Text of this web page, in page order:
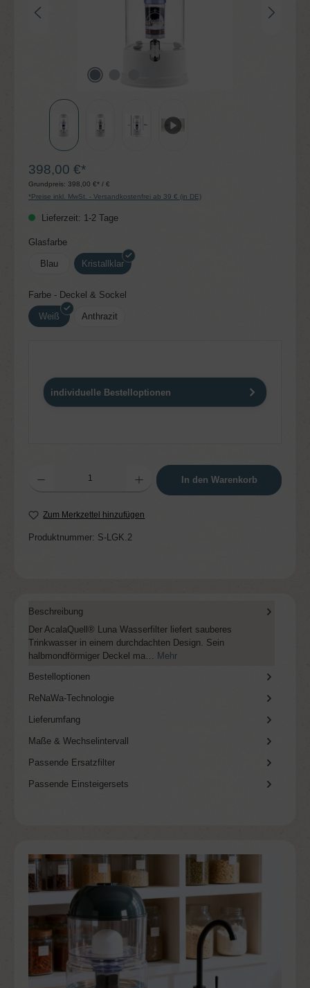
398,00 €*
Grundpreis: 398,00 €* / €
*Preise inkl. MwSt. - Versandkostenfrei ab 39 € (in DE)
Lieferzeit: 1-2 Tage
Glasfarbeauswählen
Blau Kristallklar
Farbe - Deckel & Sockel
Weiß Anthrazit
individuelle Bestelloptionen
Produkt Anzahl: Gib den gewünschten Wert ein oder benutze die Schaltflächen um
In den Warenkorb
Zum Merkzettel hinzufügen
Produktnummer: S-LGK.2
Beschreibung
Der AcalaQuell® Luna Wasserfilter liefert sauberes
Trinkwasser in einem durchdachten Design. Sein
halbmondförmiger Deckel ma… Mehr
Bestelloptionen
ReNaWa-Technologie
Lieferumfang
Maße & Wechselintervall
Passende Ersatzfilter
Passende Einsteigersets